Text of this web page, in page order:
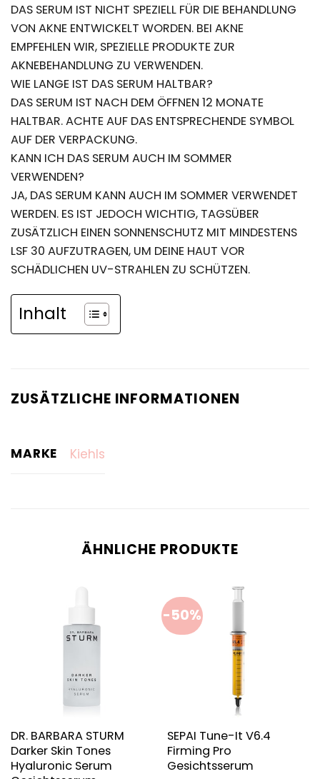
DAS SERUM IST NICHT SPEZIELL FÜR DIE BEHANDLUNG
VON AKNE ENTWICKELT WORDEN. BEI AKNE
EMPFEHLEN WIR, SPEZIELLE PRODUKTE ZUR
AKNEBEHANDLUNG ZU VERWENDEN.
WIE LANGE IST DAS SERUM HALTBAR?
DAS SERUM IST NACH DEM ÖFFNEN 12 MONATE
HALTBAR. ACHTE AUF DAS ENTSPRECHENDE SYMBOL
AUF DER VERPACKUNG.
KANN ICH DAS SERUM AUCH IM SOMMER
VERWENDEN?
JA, DAS SERUM KANN AUCH IM SOMMER VERWENDET
WERDEN. ES IST JEDOCH WICHTIG, TAGSÜBER
ZUSÄTZLICH EINEN SONNENSCHUTZ MIT MINDESTENS
LSF 30 AUFZUTRAGEN, UM DEINE HAUT VOR
SCHÄDLICHEN UV-STRAHLEN ZU SCHÜTZEN.
Inhalt
ZUSÄTZLICHE INFORMATIONEN
MARKE Kiehls
ÄHNLICHE PRODUKTE
DR. BARBARA STURM
Darker Skin Tones
Hyaluronic Serum
-50%
SEPAI Tune-It V6.4
Firming Pro
Gesichtsserum